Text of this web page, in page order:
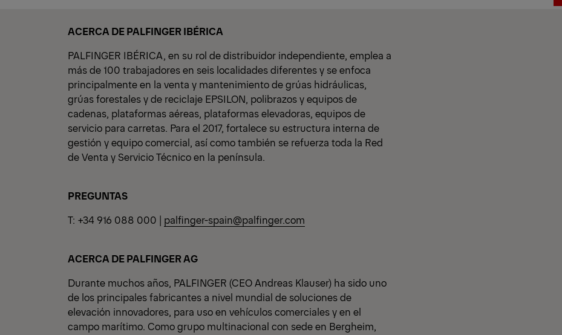
ACERCA DE PALFINGER IBÉRICA
PALFINGER IBÉRICA, en su rol de distribuidor independiente, emplea a
más de 100 trabajadores en seis localidades diferentes y se enfoca
principalmente en la venta y mantenimiento de grúas hidráulicas,
grúas forestales y de reciclaje EPSILON, polibrazos y equipos de
cadenas, plataformas aéreas, plataformas elevadoras, equipos de
servicio para carretas. Para el 2017, fortalece su estructura interna de
gestión y equipo comercial, así como también se refuerza toda la Red
de Venta y Servicio Técnico en la península.
PREGUNTAS
T: +34 916 088 000 | palfinger-spain@palfinger.com
ACERCA DE PALFINGER AG
Durante muchos años, PALFINGER (CEO Andreas Klauser) ha sido uno
de los principales fabricantes a nivel mundial de soluciones de
elevación innovadores, para uso en vehículos comerciales y en el
campo marítimo. Como grupo multinacional con sede en Bergheim,